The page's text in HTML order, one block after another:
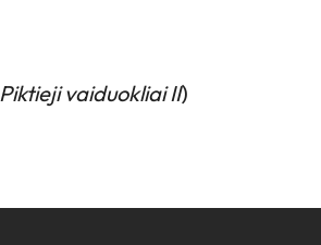
Piktieji vaiduokliai II)